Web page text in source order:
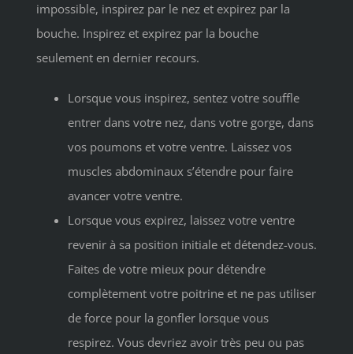
impossible, inspirez par le nez et expirez par la
bouche. Inspirez et expirez par la bouche
seulement en dernier recours.
Lorsque vous inspirez, sentez votre souffle
entrer dans votre nez, dans votre gorge, dans
vos poumons et votre ventre. Laissez vos
muscles abdominaux s’étendre pour faire
avancer votre ventre.
Lorsque vous expirez, laissez votre ventre
revenir à sa position initiale et détendez-vous.
Faites de votre mieux pour détendre
complètement votre poitrine et ne pas utiliser
de force pour la gonfler lorsque vous
respirez. Vous devriez avoir très peu ou pas